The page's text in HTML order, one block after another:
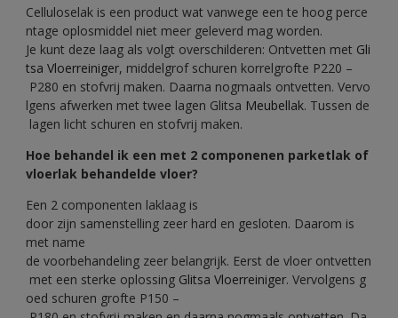
Celluloselak is een product wat vanwege een te hoog perce
ntage oplosmiddel niet meer geleverd mag worden.
Je kunt deze laag als volgt overschilderen: Ontvetten met Gli
tsa Vloerreiniger, middelgrof schuren korrelgrofte P220 –
P280 en stofvrij maken. Daarna nogmaals ontvetten. Vervo
lgens afwerken met twee lagen Glitsa Meubellak. Tussen de
lagen licht schuren en stofvrij maken.
Hoe behandel ik een met 2 componenen parketlak of
vloerlak behandelde vloer?
Een 2 componenten laklaag is
door zijn samenstelling zeer hard en gesloten. Daarom is
met name
de voorbehandeling zeer belangrijk. Eerst de vloer ontvetten
met een sterke oplossing Glitsa Vloerreiniger. Vervolgens g
oed schuren grofte P150 –